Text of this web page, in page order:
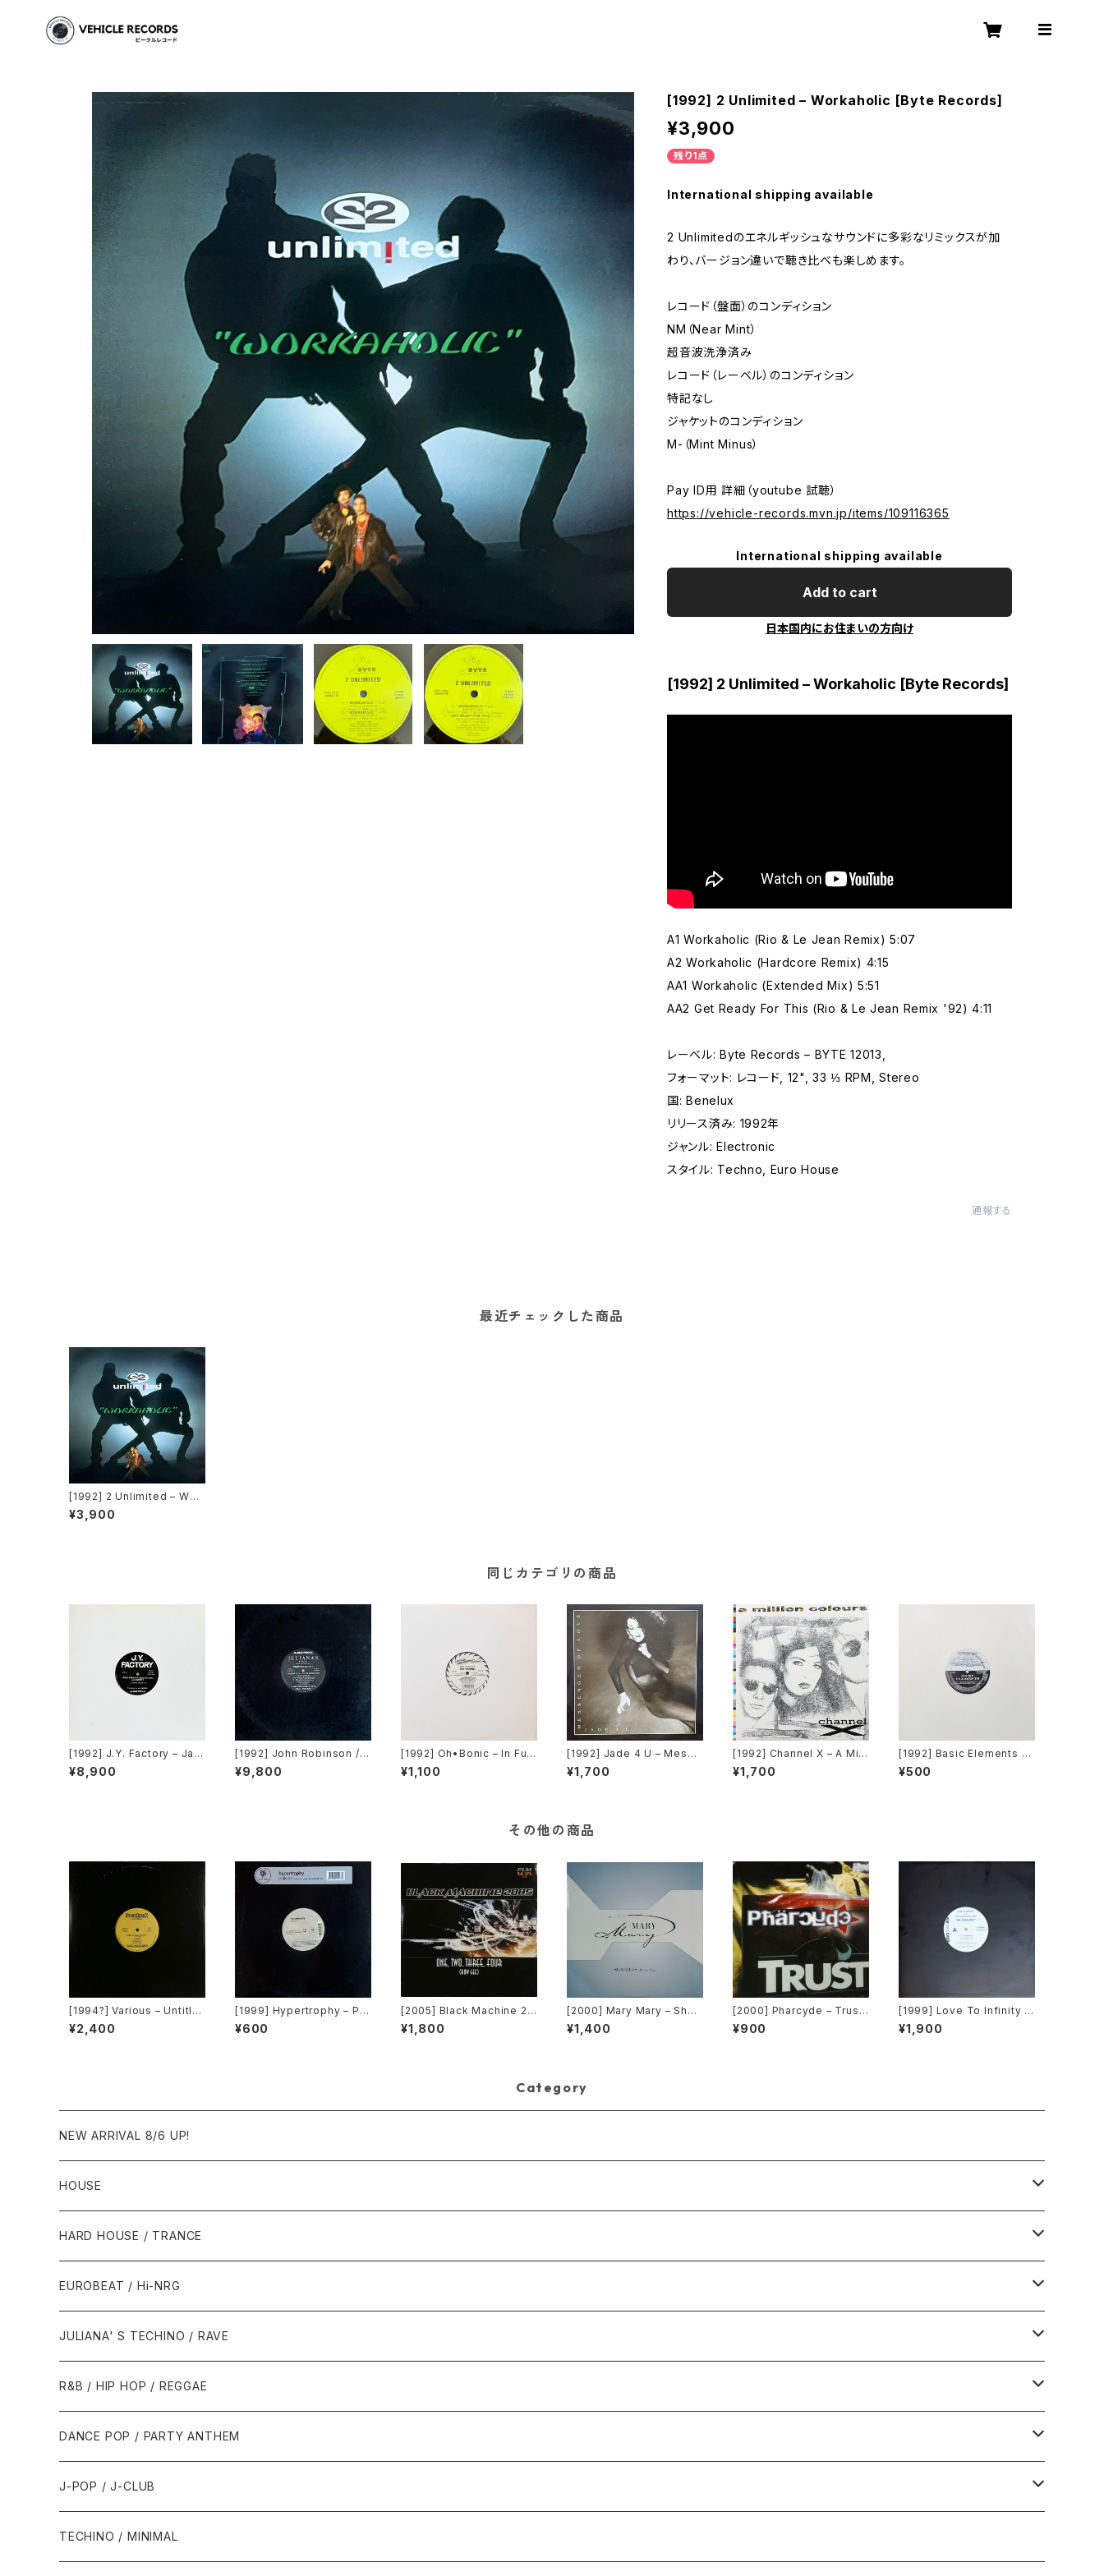
[1992] 2 Unlimited – Workaholic [Byte Records]
¥3,900
残り1点
International shipping available
2 Unlimitedのエネルギッシュなサウンドに多彩なリミックスが加
わり、バージョン違いで聴き比べも楽しめます。
レコード（盤面）のコンディション
NM（Near Mint）
超音波洗浄済み
レコード（レーベル）のコンディション
特記なし
ジャケットのコンディション
M-（Mint Minus）
Pay ID用 詳細（youtube 試聴）
https://vehicle-records.mvn.jp/items/109116365
International shipping available
Add to cart
日本国内にお住まいの方向け
[1992] 2 Unlimited – Workaholic [Byte Records]
A1 Workaholic (Rio & Le Jean Remix) 5:07
A2 Workaholic (Hardcore Remix) 4:15
AA1 Workaholic (Extended Mix) 5:51
AA2 Get Ready For This (Rio & Le Jean Remix '92) 4:11
レーベル: Byte Records – BYTE 12013,
フォーマット: レコード, 12", 33 ⅓ RPM, Stereo
国: Benelux
リリース済み: 1992年
ジャンル: Electronic
スタイル: Techno, Euro House
通報する
最近チェックした商品
[1992] 2 Unlimited – Wor
kaholic [Byte Records]
¥3,900
同じカテゴリの商品
[1992] J.Y. Factory – Jam
es Brown Is Dead Or Aliv
e [Avex Trax]
¥8,900
[1992] John Robinson / D
igital Volcano – Damnatio
n / Explosion [Avex Trax]
¥9,800
[1992] Oh•Bonic – In Ful
EFX [Cutting Techno]
¥1,100
[1992] Jade 4 U – Messe
nger Of Love [Trance Mi
ssion]
¥1,700
[1992] Channel X – A Milli
on Colours [Beat Box]
¥1,700
[1992] Basic Elements –
T-E-C-H-N-O [Pantera R
ecords]
¥500
その他の商品
[1994?] Various – Untitle
d (PM-669)[PoweRemix
Records]
¥2,400
[1999] Hypertrophy – Pul
lover [Tommy Boy Silver
Label]
¥600
[2005] Black Machine 20
05 – One, Two, Three, F
our (How Gee) [PLM Rec
¥1,800
[2000] Mary Mary – Shac
kles (Praise You) [C2Rec
ords / Columbia]
¥1,400
[2000] Pharcyde – Trust
[Edel America Records]
¥900
[1999] Love To Infinity v
s Loleatta Holloway – No
Apology [Brothers][PRO
¥1,900
Category
NEW ARRIVAL 8/6 UP!
HOUSE
1980年代
1987年・以前
1988年
1990年代
1990年
1991年
2000年代
2000年
2001年
2010年代
2010年
2011年
HARD HOUSE / TRANCE
1990年代
1994年・以前
1995年
2000年代
2000年
2001年
EUROBEAT / Hi-NRG
1980年代
1986年・以前
1987年
1990年代
1990年
1991年
2000年代
JULIANA' S TECHINO / RAVE
1990年代
1990年
1991年
2000年代
2000年
2001年
R&B / HIP HOP / REGGAE
1980年代
1985年・以前
1986年
1990年代
1990年
2000年代
DANCE POP / PARTY ANTHEM
1980年代
1988年・以前
1990年代
J-POP / J-CLUB
1980年代
TECHINO / MINIMAL